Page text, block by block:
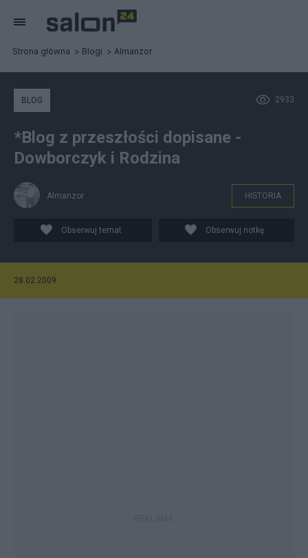
Strona główna Blogi Almanzor
2933
BLOG
*Blog z przeszłości dopisane -
Dowborczyk i Rodzina
Almanzor HISTORIA
Obserwuj temat Obserwuj notkę
28.02.2009